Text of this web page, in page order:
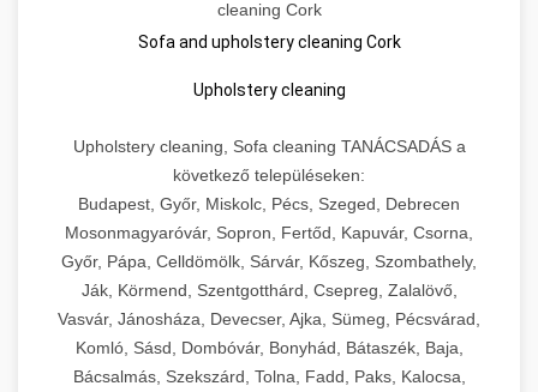
cleaning Cork
Sofa and upholstery cleaning Cork
Upholstery cleaning
Upholstery cleaning, Sofa cleaning TANÁCSADÁS a
következő településeken:
Budapest, Győr, Miskolc, Pécs, Szeged, Debrecen
Mosonmagyaróvár, Sopron, Fertőd, Kapuvár, Csorna,
Győr, Pápa, Celldömölk, Sárvár, Kőszeg, Szombathely,
Ják, Körmend, Szentgotthárd, Csepreg, Zalalövő,
Vasvár, Jánosháza, Devecser, Ajka, Sümeg, Pécsvárad,
Komló, Sásd, Dombóvár, Bonyhád, Bátaszék, Baja,
Bácsalmás, Szekszárd, Tolna, Fadd, Paks, Kalocsa,